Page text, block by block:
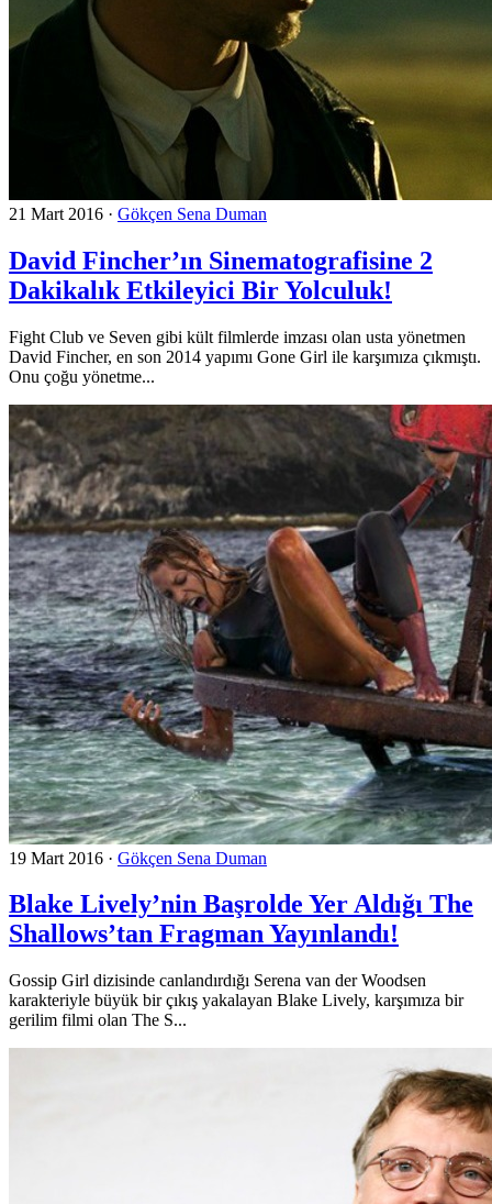
21 Mart 2016 · Gökçen Sena Duman
David Fincher’ın Sinematografisine 2
Dakikalık Etkileyici Bir Yolculuk!
Fight Club ve Seven gibi kült filmlerde imzası olan usta yönetmen
David Fincher, en son 2014 yapımı Gone Girl ile karşımıza çıkmıştı.
Onu çoğu yönetme...
19 Mart 2016 · Gökçen Sena Duman
Blake Lively’nin Başrolde Yer Aldığı The
Shallows’tan Fragman Yayınlandı!
Gossip Girl dizisinde canlandırdığı Serena van der Woodsen
karakteriyle büyük bir çıkış yakalayan Blake Lively, karşımıza bir
gerilim filmi olan The S...